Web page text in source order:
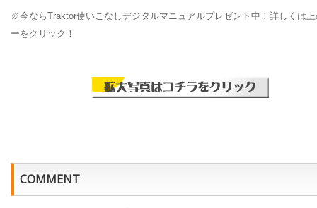
※今ならTraktor使いこなしデジタルマニュアルプレゼント中！詳しくは
ーをクリック！
COMMENT